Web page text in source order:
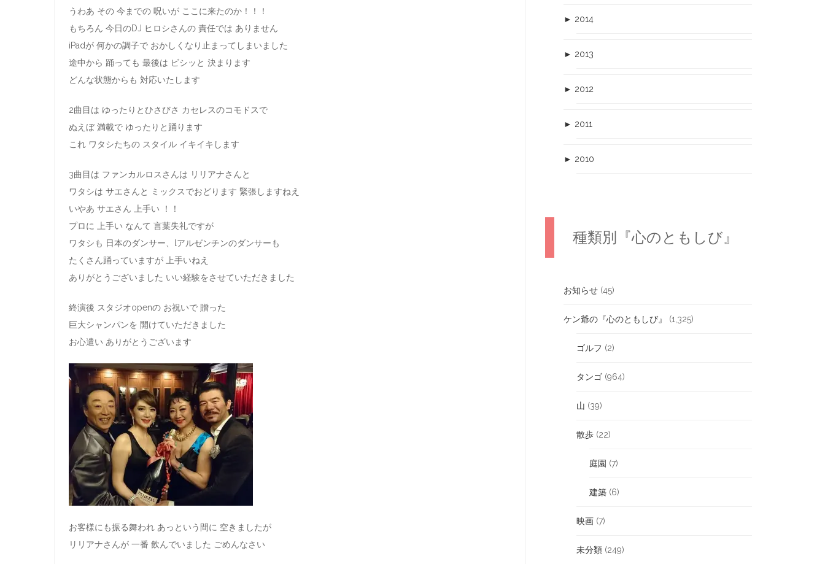
うわあ その 今までの 呪いが ここに来たのか！！！
もちろん 今日のDJ ヒロシさんの 責任では ありません
iPadが 何かの調子で おかしくなり止まってしまいました
途中から 踊っても 最後は ビシッと 決まります
どんな状態からも 対応いたします
2曲目は ゆったりとひさびさ カセレスのコモドスで
ぬえぼ 満載で ゆったりと踊ります
これ ワタシたちの スタイル イキイキします
3曲目は ファンカルロスさんは リリアナさんと
ワタシは サエさんと ミックスでおどります 緊張しますねえ
いやあ サエさん 上手い ！！
プロに 上手い なんて 言葉失礼ですが
ワタシも 日本のダンサー、lアルゼンチンのダンサーも
たくさん踊っていますが 上手いねえ
ありがとうございました いい経験をさせていただきました
終演後 スタジオopenの お祝いで 贈った
巨大シャンパンを 開けていただきました
お心遣い ありがとうございます
お客様にも振る舞われ あっという間に 空きましたが
リリアナさんが 一番 飲んでいました ごめんなさい
► 2014
► 2013
► 2012
► 2011
► 2010
種類別『心のともしび』
お知らせ(45)
ケン爺の『心のともしび』 (1,325)
ゴルフ (2)
タンゴ(964)
山 (39)
散歩(22)
庭園 (7)
建築(6)
映画(7)
未分類(249)